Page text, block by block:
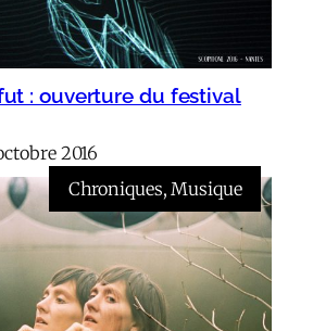
: ouverture du festival
2016
Chroniques, Musique